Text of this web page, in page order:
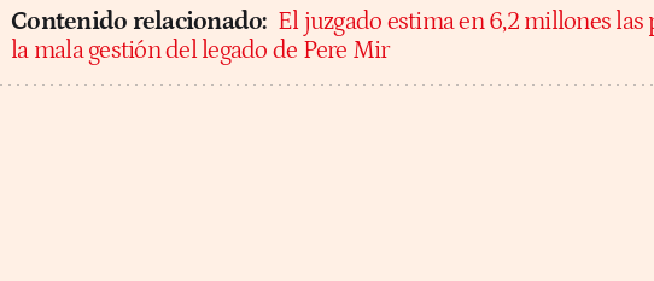
Contenido relacionado: El juzgado estima en 6,2 millones las
la mala gestión del legado de Pere Mir